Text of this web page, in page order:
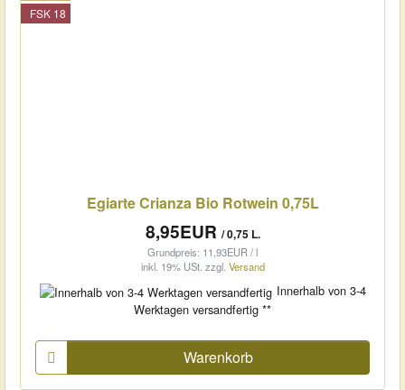
FSK 18
Egiarte Crianza Bio Rotwein 0,75L
8,95EUR / 0,75 L.
Grundpreis: 11,93EUR / l
inkl. 19% USt. zzgl. Versand
Innerhalb von 3-4
Werktagen versandfertig **
Warenkorb